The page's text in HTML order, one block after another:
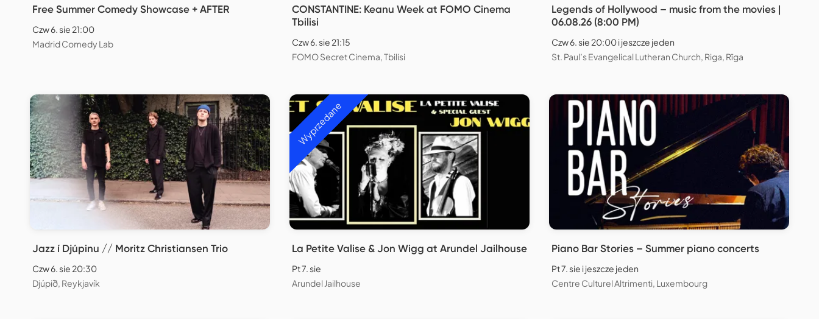
Free Summer Comedy Showcase + AFTER
Czw 6. sie 21:00
Madrid Comedy Lab
CONSTANTINE: Keanu Week at FOMO Cinema
Tbilisi
Czw 6. sie 21:15
FOMO Secret Cinema, Tbilisi
Legends of Hollywood – music from the movies |
06.08.26 (8:00 PM)
Czw 6. sie 20:00 i jeszcze jeden
St. Paul’s Evangelical Lutheran Church, Riga, Rīga
Jazz í Djúpinu // Moritz Christiansen Trio
Czw 6. sie 20:30
Djúpið, Reykjavík
Wyprzedane
La Petite Valise & Jon Wigg at Arundel Jailhouse
Pt 7. sie
Arundel Jailhouse
Piano Bar Stories – Summer piano concerts
Pt 7. sie i jeszcze jeden
Centre Culturel Altrimenti, Luxembourg